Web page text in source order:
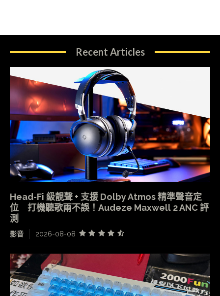
Recent Articles
Head-Fi 級靚聲 + 支援 Dolby Atmos 精準聲音定
位 打機聽歌兩不誤！Audeze Maxwell 2 ANC 評
測
影音 2026-08-08